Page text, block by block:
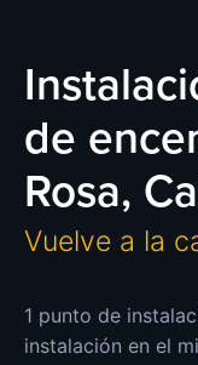
de
Rosa,
Vuelve a la
1 punto de
instalación en el